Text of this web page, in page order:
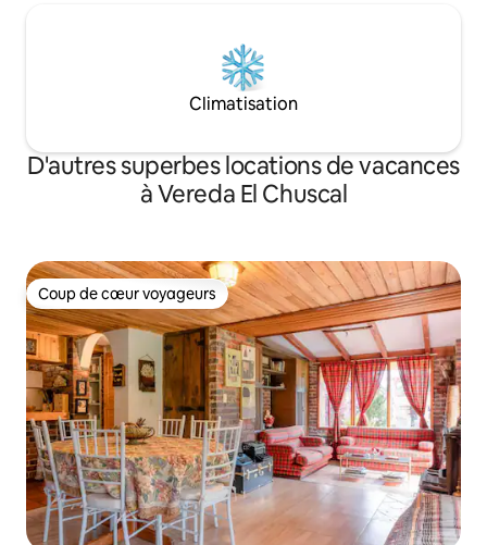
Climatisation
D'autres superbes locations de vacances
à Vereda El Chuscal
Coup de cœur voyageurs
Coup de cœur voyageurs